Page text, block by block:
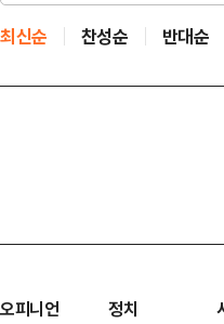
최신순 찬성순 반대순
오피니언 정치